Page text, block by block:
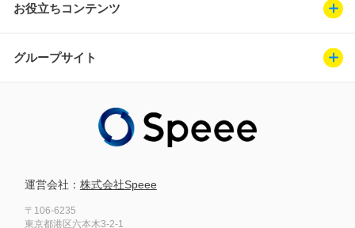
お役立ちコンテンツ
グループサイト
運営会社： 株式会社Speee
〒106-6235
東京都港区六本木3-2-1